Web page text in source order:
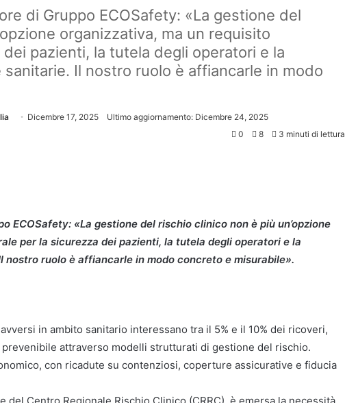
di Gruppo ECOSafety: «La gestione del
organizzativa, ma un requisito
pazienti, la tutela degli operatori e la
Il nostro ruolo è affiancarle in modo
Dicembre 17, 2025
Ultimo aggiornamento: Dicembre 24, 2025
0
8 3 minuti di lettura
ECOSafety: «La gestione del rischio clinico non è più un’opzione
per la sicurezza dei pazienti, la tutela degli operatori e la
ruolo è affiancarle in modo concreto e misurabile».
in ambito sanitario interessano tra il 5% e il 10% dei ricoveri,
attraverso modelli strutturati di gestione del rischio.
con ricadute su contenziosi, coperture assicurative e fiducia